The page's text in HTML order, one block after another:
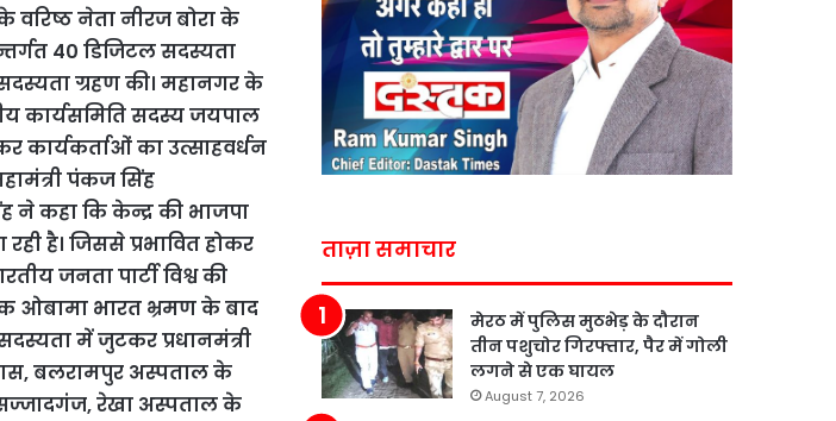
वरिष्ठ नेता नीरज बोरा के
40 डिजिटल सदस्यता
ग्रहण की। महानगर के
कार्यसमिति सदस्य जयपाल
कार्यकर्ताओं का उत्साहवर्धन
पंकज सिंह
ने कहा कि केन्द्र की भाजपा
है। जिससे प्रभावित होकर
जनता पार्टी विश्व की
ओबामा भारत भ्रमण के बाद
में जुटकर प्रधानमंत्री
बलरामपुर अस्पताल के
रेखा अस्पताल के
ताज़ा समाचार
मेरठ में पुलिस मुठभेड़ के दौरान
तीन पशुचोर गिरफ्तार, पैर में गोली
लगने से एक घायल
August 7, 2026